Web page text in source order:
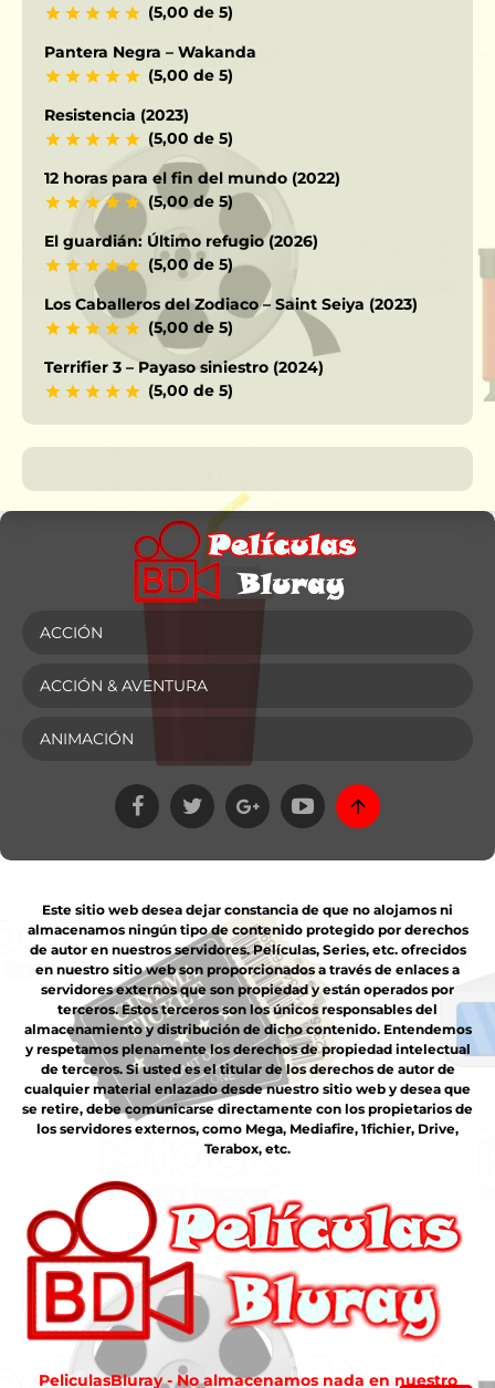
(5,00 de 5)
Pantera Negra – Wakanda
(5,00 de 5)
Resistencia (2023)
(5,00 de 5)
12 horas para el fin del mundo (2022)
(5,00 de 5)
El guardián: Último refugio (2026)
(5,00 de 5)
Los Caballeros del Zodiaco – Saint Seiya (2023)
(5,00 de 5)
Terrifier 3 – Payaso siniestro (2024)
(5,00 de 5)
ACCIÓN
ACCIÓN & AVENTURA
ANIMACIÓN
Este sitio web desea dejar constancia de que no alojamos ni
almacenamos ningún tipo de contenido protegido por derechos
de autor en nuestros servidores. Películas, Series, etc. ofrecidos
en nuestro sitio web son proporcionados a través de enlaces a
servidores externos que son propiedad y están operados por
terceros. Estos terceros son los únicos responsables del
almacenamiento y distribución de dicho contenido. Entendemos
y respetamos plenamente los derechos de propiedad intelectual
de terceros. Si usted es el titular de los derechos de autor de
cualquier material enlazado desde nuestro sitio web y desea que
se retire, debe comunicarse directamente con los propietarios de
los servidores externos, como Mega, Mediafire, 1fichier, Drive,
Terabox, etc.
PeliculasBluray - No almacenamos nada en nuestro